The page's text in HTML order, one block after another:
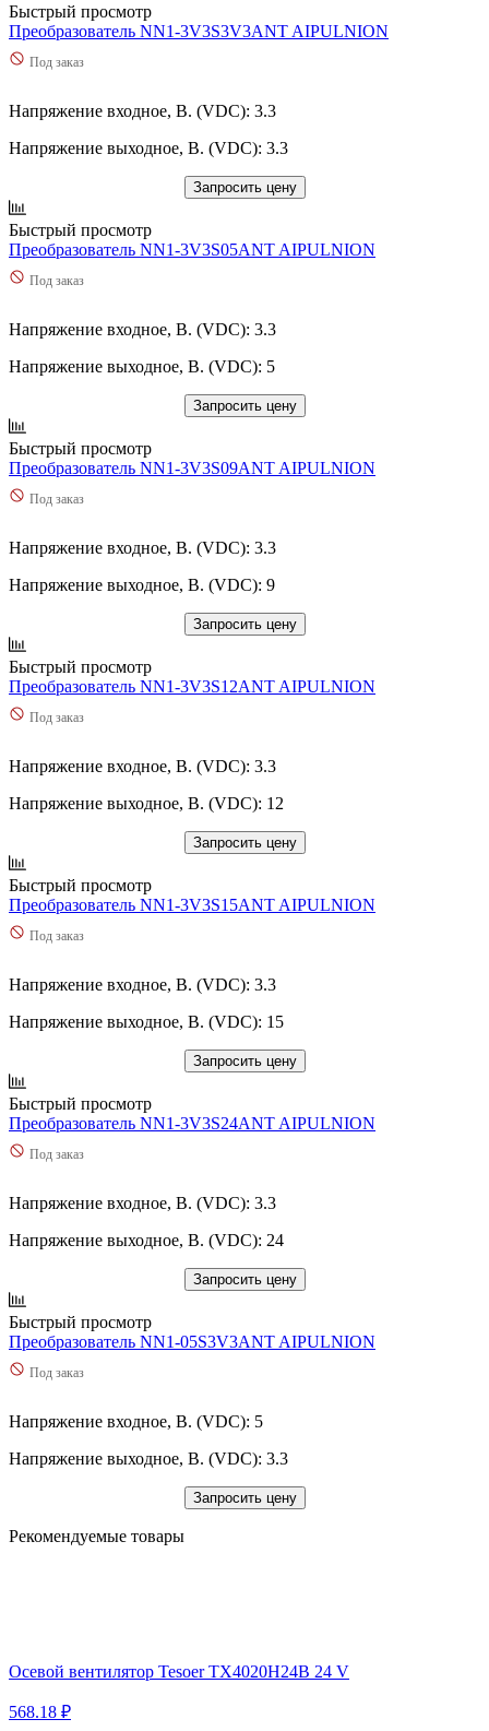
Быстрый просмотр
Преобразователь NN1-3V3S3V3ANT AIPULNION
Под заказ
Напряжение входное, В. (VDC): 3.3
Напряжение выходное, В. (VDC): 3.3
Запросить цену
Быстрый просмотр
Преобразователь NN1-3V3S05ANT AIPULNION
Под заказ
Напряжение входное, В. (VDC): 3.3
Напряжение выходное, В. (VDC): 5
Запросить цену
Быстрый просмотр
Преобразователь NN1-3V3S09ANT AIPULNION
Под заказ
Напряжение входное, В. (VDC): 3.3
Напряжение выходное, В. (VDC): 9
Запросить цену
Быстрый просмотр
Преобразователь NN1-3V3S12ANT AIPULNION
Под заказ
Напряжение входное, В. (VDC): 3.3
Напряжение выходное, В. (VDC): 12
Запросить цену
Быстрый просмотр
Преобразователь NN1-3V3S15ANT AIPULNION
Под заказ
Напряжение входное, В. (VDC): 3.3
Напряжение выходное, В. (VDC): 15
Запросить цену
Быстрый просмотр
Преобразователь NN1-3V3S24ANT AIPULNION
Под заказ
Напряжение входное, В. (VDC): 3.3
Напряжение выходное, В. (VDC): 24
Запросить цену
Быстрый просмотр
Преобразователь NN1-05S3V3ANT AIPULNION
Под заказ
Напряжение входное, В. (VDC): 5
Напряжение выходное, В. (VDC): 3.3
Запросить цену
Рекомендуемые товары
Осевой вентилятор Tesoer TX4020H24B 24 V
568.18 ₽